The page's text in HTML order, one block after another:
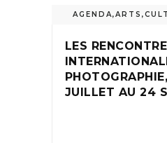
AGENDA,ARTS ,
LES
JUILLET AU 24